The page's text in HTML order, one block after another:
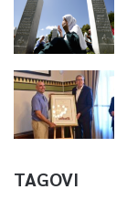
TAGOVI